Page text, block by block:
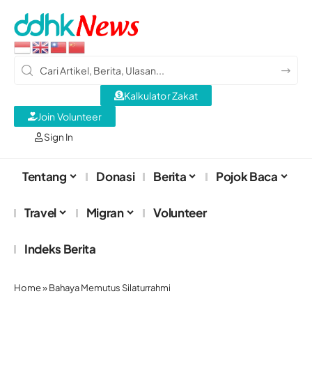
Sign In
Kalkulator Zakat
Join Volunteer
Tentang Donasi Berita Pojok Baca
Travel Migran Volunteer
Indeks Berita
Home»Bahaya Memutus Silaturrahmi